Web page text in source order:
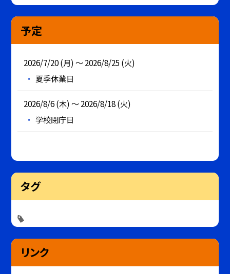
予定
2026/7/20 (月) ～ 2026/8/25 (火)
夏季休業日
2026/8/6 (木) ～ 2026/8/18 (火)
学校閉庁日
タグ
リンク